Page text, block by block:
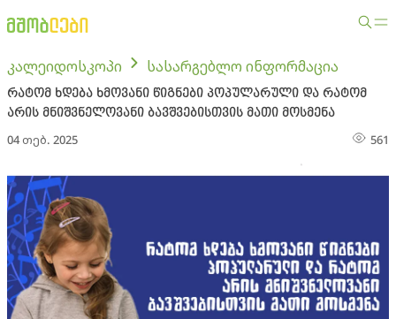
კალეიდოსკოპი სასარგებლო ინფორმაცია
რატომ ხდება ხმოვანი წიგნები პოპულარული და რატომ
არის მნიშვნელოვანი ბავშვებისთვის მათი მოსმენა
04 თებ. 2025 561